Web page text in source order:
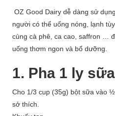
OZ Good Dairy dễ dàng sử
người có thể uống nóng, lạnh
cùng cà phê, ca cao, saffron …
uống thơm ngon và bổ dưỡng.
1. Pha 1 ly
Cho 1/3 cup (35g) bột sữa vào
sở thích.